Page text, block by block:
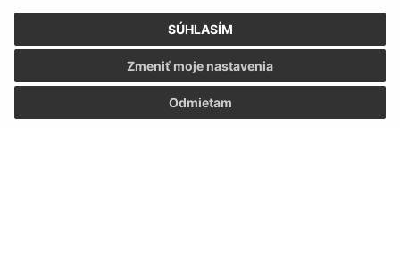
SÚHLASÍM
Odmietam
Zmeniť moje nastavenia